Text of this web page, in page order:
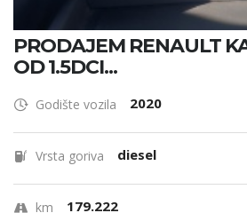
PRODAJEM RENAULT
OD 1.5DCI...
Godište vozila 2020
Vrsta goriva diesel
km 179.222